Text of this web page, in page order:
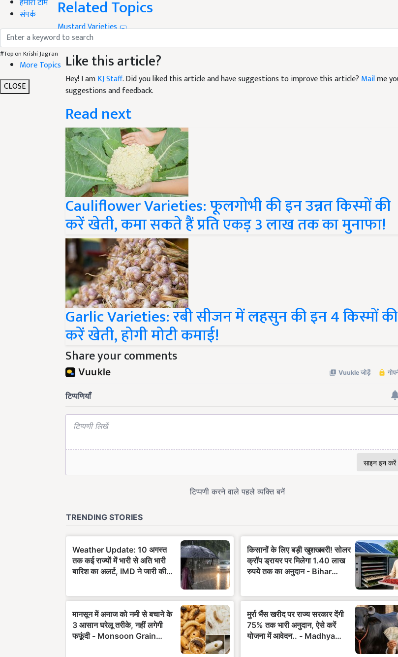
संपर्क
#Top on Krishi Jagran
More Topics
CLOSE
Mustard Varieties
Mustard farmingAgriculture TipsFarming IndiaRabi Crop 2025Mustard Seedsmustard varieties
Like this article?
Hey! I amKJ Staff. Did you liked this article and have suggestions to improve this article?
suggestions and feedback.
Read next
Cauliflower Varieties: फूलगोभी की इन उन्नत किस्मों की
करें खेती, कमा सकते हैं प्रति एकड़ 3 लाख तक का मुनाफा!
Garlic Varieties: रबी सीजन में लहसुन की इन 4 किस्मों की
करें खेती, होगी मोटी कमाई!
Share your comments